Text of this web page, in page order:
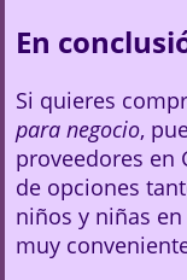
En
Si quieres
para negocio,
proveedores en
de opciones
niños y niñas
muy